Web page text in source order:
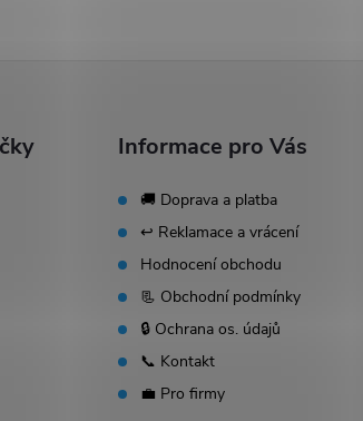
Informace pro Vás
🚚 Doprava a platba
↩️ Reklamace a vrácení
Hodnocení obchodu
📃 Obchodní podmínky
🔒 Ochrana os. údajů
📞 Kontakt
💼 Pro firmy